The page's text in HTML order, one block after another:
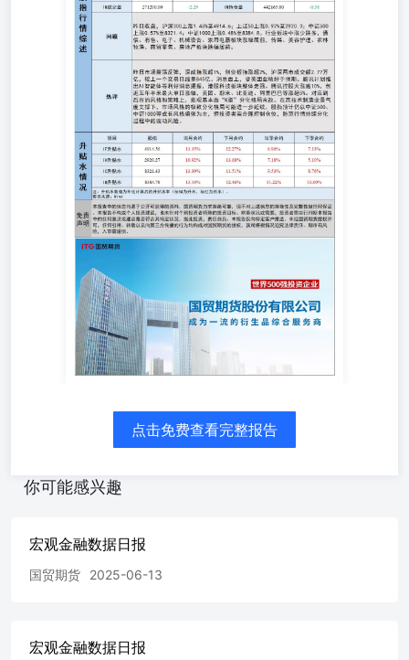
点击免费查看完整报告
你可能感兴趣
宏观金融数据日报
国贸期货 2025-06-13
宏观金融数据日报